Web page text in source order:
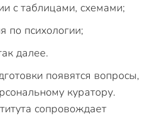
с таблицами, схемами;
по психологии;
далее.
появятся вопросы,
куратору.
сопровождает